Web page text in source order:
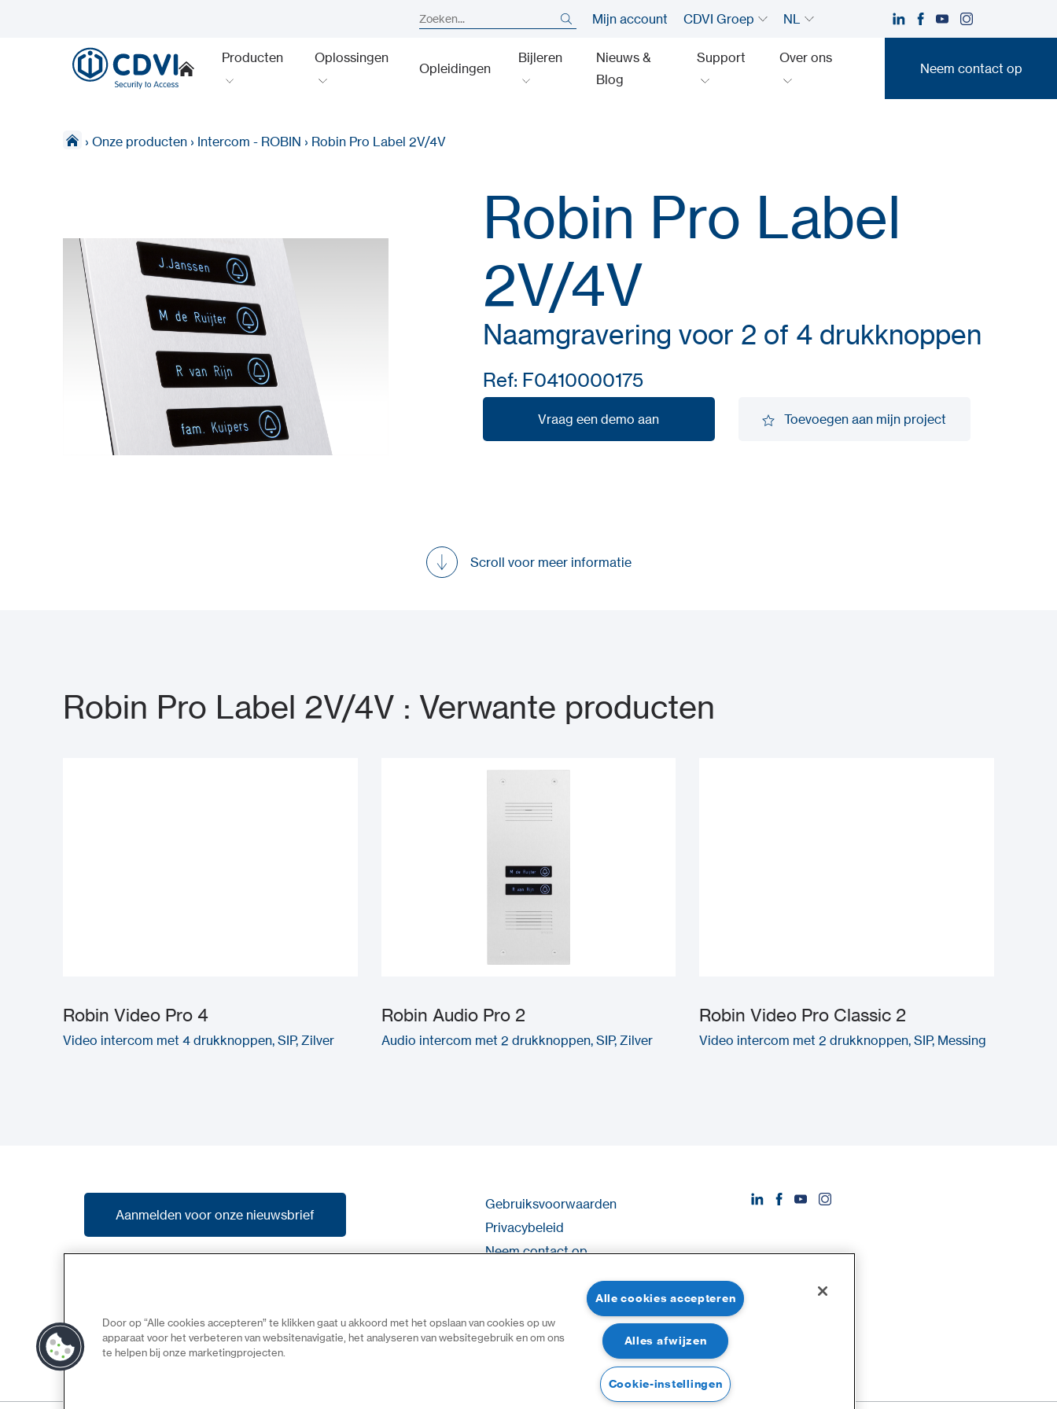
Mijn account CDVI Groep NL
Producten Oplossingen
Opleidingen
Bijleren
Nieuws &
Blog
Support Over ons
Neem contact op
› Onze producten › Intercom - ROBIN › Robin Pro Label 2V/4V
Robin Pro Label
2V/4V
Naamgravering voor 2 of 4 drukknoppen
Ref: F0410000175
Vraag een demo aan Toevoegen aan mijn project
Scroll voor meer informatie
Robin Pro Label 2V/4V : Verwante producten
Robin Video Pro 4
Video intercom met 4 drukknoppen, SIP, Zilver
Robin Audio Pro 2
Audio intercom met 2 drukknoppen, SIP, Zilver
Robin Video Pro Classic 2
Video intercom met 2 drukknoppen, SIP, Messing
Aanmelden voor onze nieuwsbrief
Aanmelden voor onze nieuwsbrief
Gebruiksvoorwaarden
Privacybeleid
Neem contact op
Door op “Alle cookies accepteren” te klikken gaat u akkoord met het opslaan van cookies op uw
apparaat voor het verbeteren van websitenavigatie, het analyseren van websitegebruik en om ons
te helpen bij onze marketingprojecten.
Alle cookies accepteren
Alles afwijzen
Cookie-instellingen